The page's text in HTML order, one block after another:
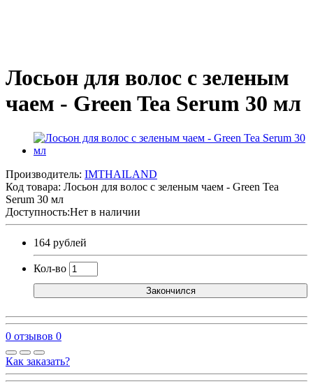
Лосьон для волос с зеленым
чаем - Green Tea Serum 30 мл
Производитель: IMTHAILAND
Код товара: Лосьон для волос с зеленым чаем - Green Tea
Serum 30 мл
Доступность:Нет в наличии
164 рублей
Кол-во
Закончился
0 отзывов 0
Как заказать?